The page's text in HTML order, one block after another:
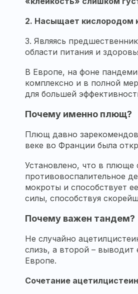
2. Насыщает кислородом
3. Являясь
области питания и
В Европе, на фоне
комплексно и в полной
для большей
Почему именно плющ?
Плющ давно
веке во Франции была
Установлено, что в плюще
противовоспалительное
мокроты и способствует
силы, способствуя
Почему важен тандем?
Не случайно
слизь, а второй –
Европе.
Сочетание